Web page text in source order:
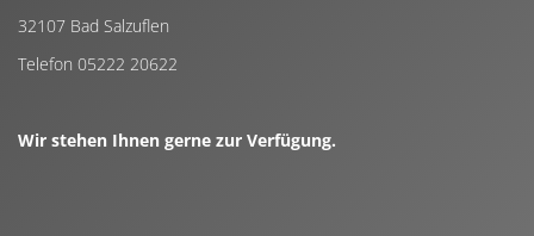
32107 Bad Salzuflen
Telefon 05222 20622
Wir stehen Ihnen gerne zur Verfügung.